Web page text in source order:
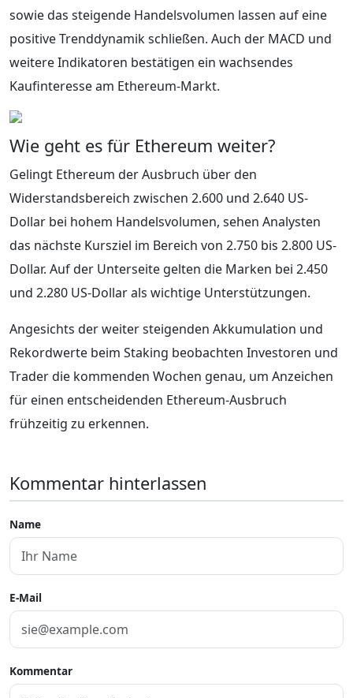
sowie das steigende Handelsvolumen lassen auf eine
positive Trenddynamik schließen. Auch der MACD und
weitere Indikatoren bestätigen ein wachsendes
Kaufinteresse am Ethereum-Markt.
Wie geht es für Ethereum weiter?
Gelingt Ethereum der Ausbruch über den
Widerstandsbereich zwischen 2.600 und 2.640 US-
Dollar bei hohem Handelsvolumen, sehen Analysten
das nächste Kursziel im Bereich von 2.750 bis 2.800 US-
Dollar. Auf der Unterseite gelten die Marken bei 2.450
und 2.280 US-Dollar als wichtige Unterstützungen.
Angesichts der weiter steigenden Akkumulation und
Rekordwerte beim Staking beobachten Investoren und
Trader die kommenden Wochen genau, um Anzeichen
für einen entscheidenden Ethereum-Ausbruch
frühzeitig zu erkennen.
Kommentar hinterlassen
Name
E-Mail
Kommentar